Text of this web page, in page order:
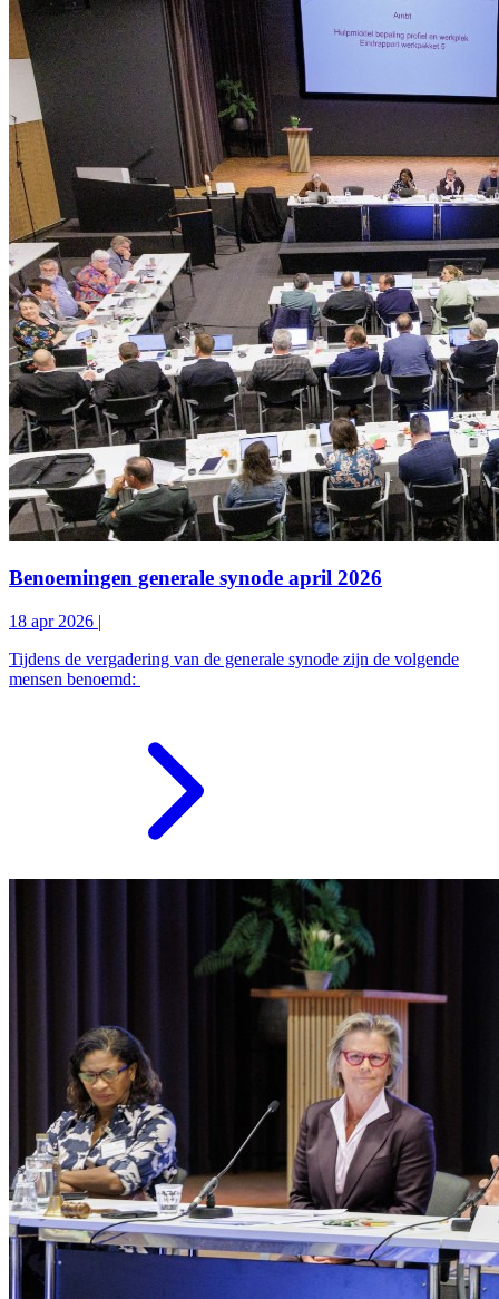
Benoemingen generale synode april 2026
18 apr 2026 |
Tijdens de vergadering van de generale synode zijn de volgende
mensen benoemd: